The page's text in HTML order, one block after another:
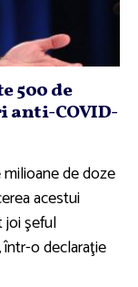
500 de
anti-COVID-
de doze
acestui
joi şeful
o declaraţie